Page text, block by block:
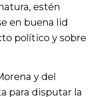
estén
en buena lid
político y sobre
y del
para disputar la